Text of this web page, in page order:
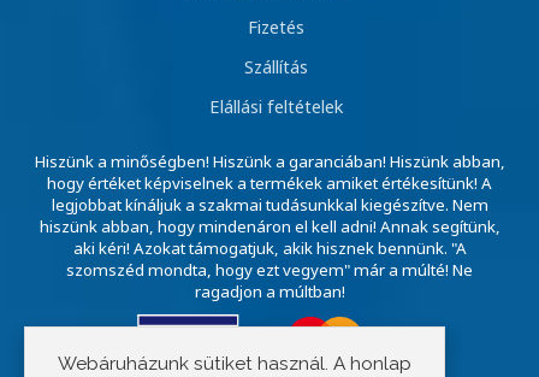
Fizetés
Szállítás
Elállási feltételek
Hiszünk a minőségben! Hiszünk a garanciában! Hiszünk abban,
hogy értéket képviselnek a termékek amiket értékesítünk! A
legjobbat kínáljuk a szakmai tudásunkkal kiegészítve. Nem
hiszünk abban, hogy mindenáron el kell adni! Annak segítünk,
aki kéri! Azokat támogatjuk, akik hisznek bennünk. "A
szomszéd mondta, hogy ezt vegyem" már a múlté! Ne
ragadjon a múltban!
Webáruházunk sütiket használ. A honlap